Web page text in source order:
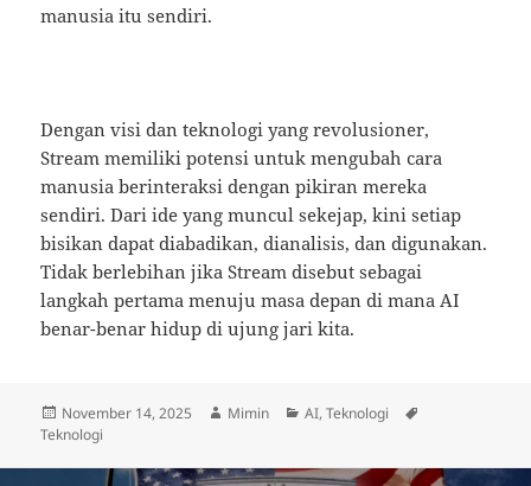
manusia itu sendiri.
Dengan visi dan teknologi yang revolusioner,
Stream memiliki potensi untuk mengubah cara
manusia berinteraksi dengan pikiran mereka
sendiri. Dari ide yang muncul sekejap, kini setiap
bisikan dapat diabadikan, dianalisis, dan digunakan.
Tidak berlebihan jika Stream disebut sebagai
langkah pertama menuju masa depan di mana AI
benar-benar hidup di ujung jari kita.
Posted
on
November 14, 2025 Author
Mimin Categories
AI,Teknologi
Teknologi